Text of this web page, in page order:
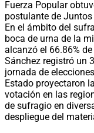
Fuerza Popular
postulante de Juntos
En el ámbito del
boca de urna de la
alcanzó el 66.86%
Sánchez registró un
jornada de
Estado proyectaron
votación en las
de sufragio en
despliegue del